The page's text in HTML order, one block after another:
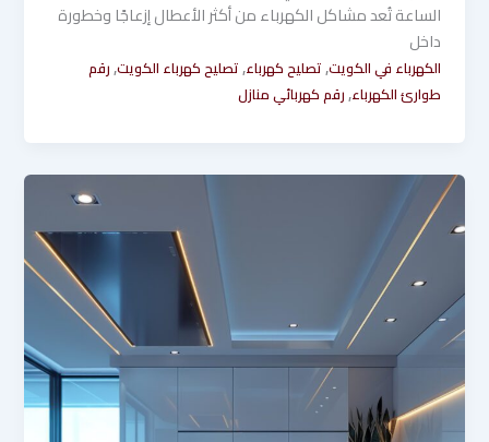
الساعة تُعد مشاكل الكهرباء من أكثر الأعطال إزعاجًا وخطورة
داخل
الكهرباء في الكويت,تصليح كهرباء,تصليح كهرباء الكويت,رقم
طوارئ الكهرباء,رقم كهربائي منازل